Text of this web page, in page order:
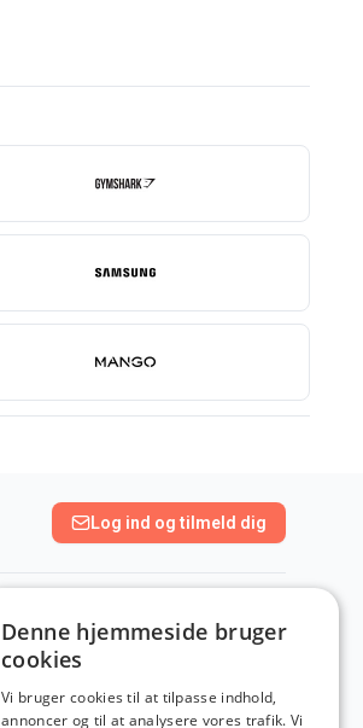
Log ind og tilmeld dig
Browserudvidelse
Populære sider
Denne hjemmeside bruger
cookies
Vi bruger cookies til at tilpasse indhold,
annoncer og til at analysere vores trafik. Vi